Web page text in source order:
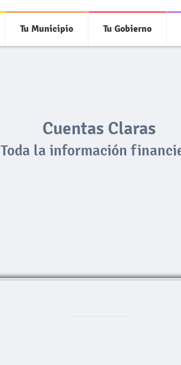
Tu Municipio Tu Gobierno
Cuentas Claras
Toda la información